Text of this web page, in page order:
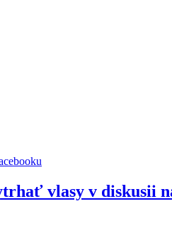
vlasy v diskusii